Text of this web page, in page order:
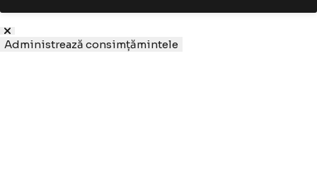
Administrează consimțămintele